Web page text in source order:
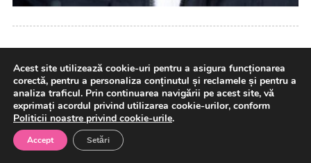
Facebook
Acest site utilizează cookie-uri pentru a asigura funcționarea
corectă, pentru a personaliza conținutul și reclamele și pentru a
analiza traficul. Prin continuarea navigării pe acest site, vă
exprimați acordul privind utilizarea cookie-urilor, conform
Politicii noastre privind cookie-urile.
Accept Setări